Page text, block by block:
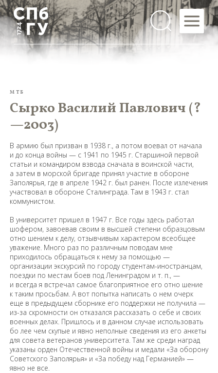
МТБ
Сырко Василий Павлович (?
—2003)
В армию был призван в 1938 г., а потом воевал от начала
и до конца войны — с 1941 по 1945 г. Старшиной первой
статьи и командиром взвода сначала в воинской части,
а затем в морской бригаде принял участие в обороне
Заполярья, где в апреле 1942 г. был ранен. После излечения
участвовал в обороне Сталинграда. Там в 1943 г. стал
коммунистом.
В университет пришел в 1947 г. Все годы здесь работал
шофером, завоевав своим в высшей степени образцовым
отно шением к делу, отзывчивым характером всеобщее
уважение. Много раз по различным поводам мне
приходилось обращаться к нему за помощью —
организации экскурсий по городу студентам-иностранцам,
поездки по местам боев под Ленинградом и т. п., —
и всегда я встречал самое благоприятное его отно шение
к таким просьбам. А вот попытка написать о нем очерк
еще в предыдущем сборнике его поддержки не получила —
из-за скромности он отказался рассказать о себе и своих
военных делах. Пришлось и в данном случае использовать
бо лее чем скупые и явно неполные сведения из его анкеты
для совета ветеранов университета. Там же среди наград
указаны орден Отечественной войны и медали «За оборону
Советского Заполярья» и «За победу над Германией» —
явно не все.